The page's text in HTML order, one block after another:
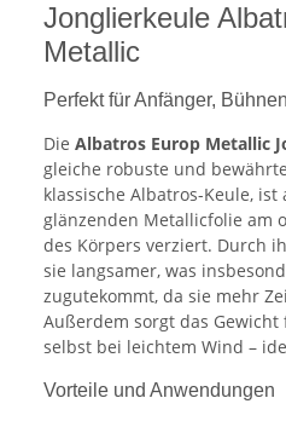
Jonglierkeule
Metallic
Perfekt für Anfänger,
Die Albatros Europ Metallic
gleiche robuste und
klassische Albatros-Keule,
glänzenden Metallicfolie am
des Körpers verziert. Durch
sie langsamer, was
zugutekommt, da sie mehr
Außerdem sorgt das
selbst bei leichtem Wind –
Vorteile und Anwendungen